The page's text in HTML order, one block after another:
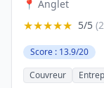
📍 Anglet
★★★★★ 5/5
Score : 13.9/20
Couvreur